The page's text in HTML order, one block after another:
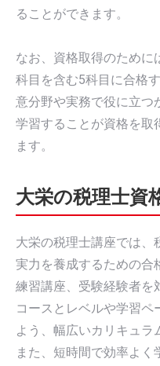
ることができます。
なお、資格取得のために
科目を含む5科目に合格
意分野や実務で役に立つ
学習することが資格を取
ます。
大栄の税理士資
大栄の税理士講座では、
実力を養成するための合
練習講座、受験経験者を
コースとレベルや学習ペ
よう、幅広いカリキュラ
また、短時間で効率よく